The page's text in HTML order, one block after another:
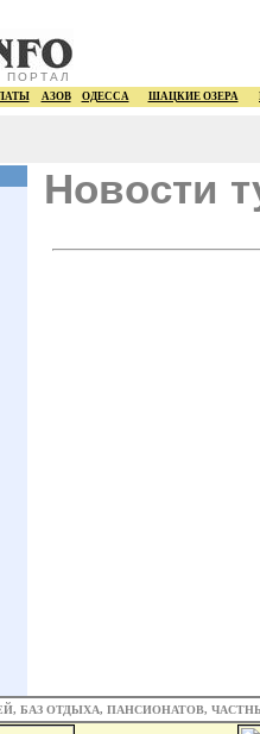
ПОРТАЛ
АЗОВ ОДЕССА ШАЦКИЕ ОЗЕРА
Новости
БАЗ ОТДЫХА, ПАНСИОНАТОВ,